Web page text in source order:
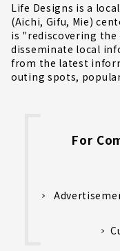
Life Designs is a
(Aichi, Gifu, Mie)
is "rediscovering
disseminate local
from the latest
outing spots,
For